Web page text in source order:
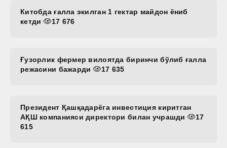
Китобда ғалла экилган 1 гектар майдон ёниб
кетди
17 676
Ғузорлик фермер вилоятда биринчи бўлиб ғалла
режасини бажарди
17 635
Президент Қашқадарёга инвестиция киритган
АҚШ компанияси директори билан учрашди
17
615